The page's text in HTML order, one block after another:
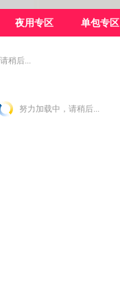
夜用专区 单包专区
稍后...
努力加载中，请稍后...